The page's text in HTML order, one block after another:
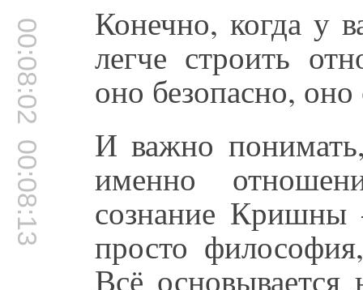
00:08:02 Конечно, когда у
легче строить
оно безопасно,
00:08:13 И важно
именно
сознание
просто
Всё